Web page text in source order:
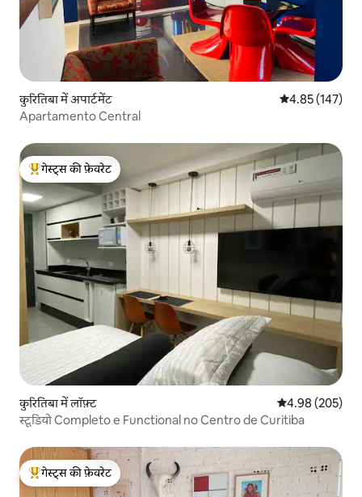
कुरितिबा में अपार्टमेंट औसत रेटिंग 5 में से
4.85 (147)
Apartamento Central
गेस्ट्स का टॉप फ़ेवरेट
गेस्ट्स की फ़ेवरेट
कुरितिबा में लॉफ़्ट औसत रेटिंग 5 में से
4.98 (205)
स्टूडियो Completo e Functional no Centro de Curitiba
गेस्ट्स का टॉप फ़ेवरेट
गेस्ट्स की फ़ेवरेट